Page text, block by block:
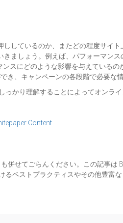
しているのか、またどの程度サイ
ましょう。例えば、パフォーマン
スにどのような影響を与えている
き、キャンペーンの各段階で必要な
かり理解することによってオンラ
も併せてごらんください。この記事は
ベストプラクティスやその他豊富な